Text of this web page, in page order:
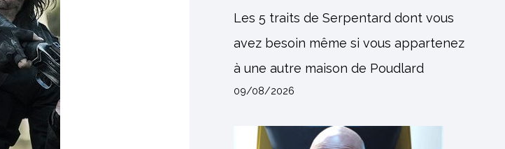
Les 5 traits de Serpentard dont vous
avez besoin même si vous appartenez
à une autre maison de Poudlard
09/08/2026